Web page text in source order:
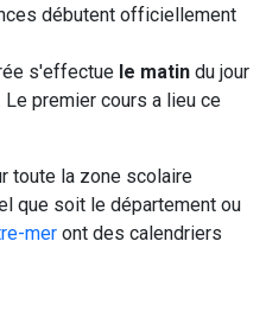
débutent officiellement
s'effectue le matin du jour
premier cours a lieu ce
toute la zone scolaire
que soit le département ou
mer ont des calendriers